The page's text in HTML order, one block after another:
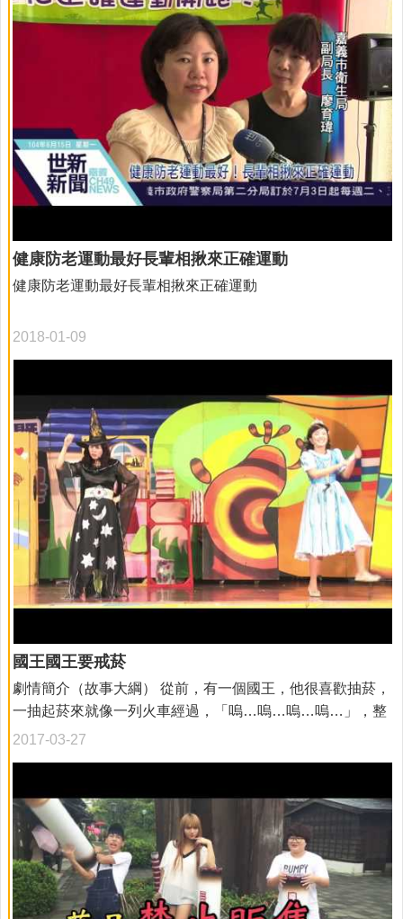
健康防老運動最好長輩相揪來正確運動
2018-01-09
健康防老運動最好長輩相揪來正確運動
國王國王要戒菸
2017-03-27
劇情簡介（故事大綱） 從前，有一個國王，他很喜歡抽菸，
一抽起菸來就像一列火車經過，「嗚…嗚…嗚…嗚…」，整
個皇宮都冒出煙來！ 國王的寶貝女兒－公主，常常告訴他：
制止她，「好了！好了！我知道了！我戒菸就是了！可是！
可是！就是…就是…戒不掉呀！」。 國王說完，又抽了一口
菸跑掉了，公主不斷叫著：「父王！父王！」國王卻走遠
了！公主不知道怎麼辦？她想起別人告訴她，可以找巫婆來
幫國王戒菸，於是！公主大聲喊著：「趕緊來！趕緊來！巫
婆趕緊來！」（台語） 「ㄏㄡ！ㄏㄡ！ㄏㄡ！」巫婆會出來